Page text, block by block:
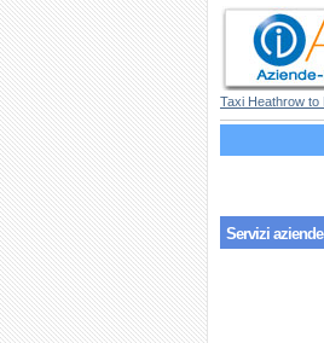
Taxi Heathrow to
Servizi aziende